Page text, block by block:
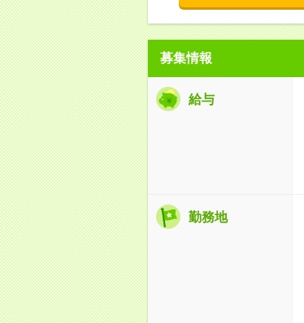
募集情報
給与
勤務地